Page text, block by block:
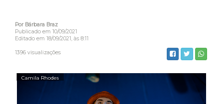
Por Bárbara Braz
Publicado em 10/09/2021
Editado em 18/09/2021, às 8:11
1396 visualizações